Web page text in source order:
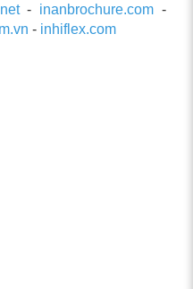
- inanbrochure.com -
- inhiflex.com